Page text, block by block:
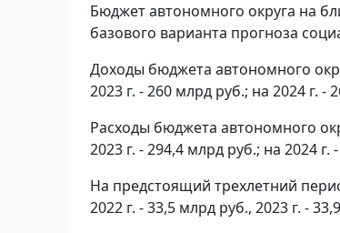
Бюджет автономного округа на
базового варианта прогноза
Доходы бюджета автономного
2023 г. - 260 млрд руб.; на 2024 г. -
Расходы бюджета автономного
2023 г. - 294,4 млрд руб.; на 2024 г.
На предстоящий трехлетний
2022 г. - 33,5 млрд руб., 2023 г. -